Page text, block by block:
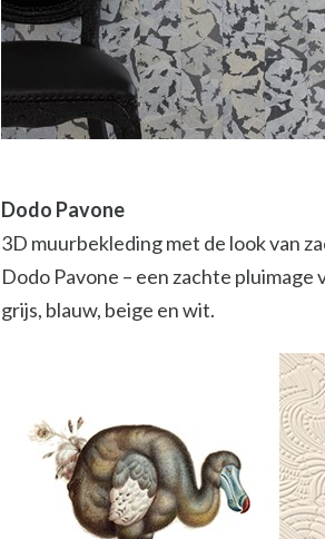
Dodo Pavone
3D muurbekleding met de look van
Dodo Pavone – een zachte
grijs, blauw, beige en wit.